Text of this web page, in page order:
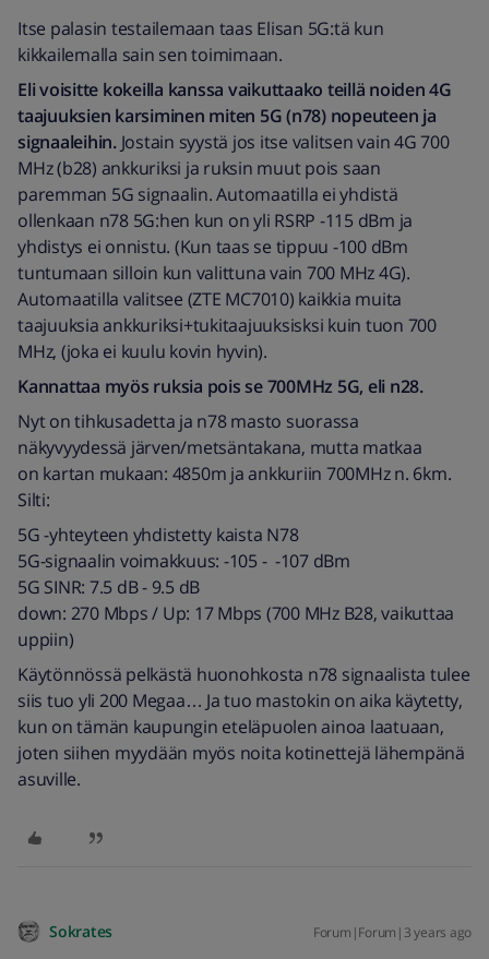
Itse palasin testailemaan taas Elisan 5G:tä kun
kikkailemalla sain sen toimimaan.
Eli voisitte kokeilla kanssa vaikuttaako teillä noiden 4G
taajuuksien karsiminen miten 5G (n78) nopeuteen ja
signaaleihin. Jostain syystä jos itse valitsen vain 4G 700
MHz (b28) ankkuriksi ja ruksin muut pois saan
paremman 5G signaalin. Automaatilla ei yhdistä
ollenkaan n78 5G:hen kun on yli RSRP -115 dBm ja
yhdistys ei onnistu. (Kun taas se tippuu -100 dBm
tuntumaan silloin kun valittuna vain 700 MHz 4G).
Automaatilla valitsee (ZTE MC7010) kaikkia muita
taajuuksia ankkuriksi+tukitaajuuksisksi kuin tuon 700
MHz, (joka ei kuulu kovin hyvin).
Kannattaa myös ruksia pois se 700MHz 5G, eli n28.
Nyt on tihkusadetta ja n78 masto suorassa
näkyvyydessä järven/metsäntakana, mutta matkaa
on kartan mukaan: 4850m ja ankkuriin 700MHz n. 6km.
Silti:
5G -yhteyteen yhdistetty kaista N78
5G-signaalin voimakkuus: -105 - -107 dBm
5G SINR: 7.5 dB - 9.5 dB
down: 270 Mbps / Up: 17 Mbps (700 MHz B28, vaikuttaa
uppiin)
Käytönnössä pelkästä huonohkosta n78 signaalista tulee
siis tuo yli 200 Megaa… Ja tuo mastokin on aika käytetty,
kun on tämän kaupungin eteläpuolen ainoa laatuaan,
joten siihen myydään myös noita kotinettejä lähempänä
asuville.
Sokrates Forum|Forum|3 years ago